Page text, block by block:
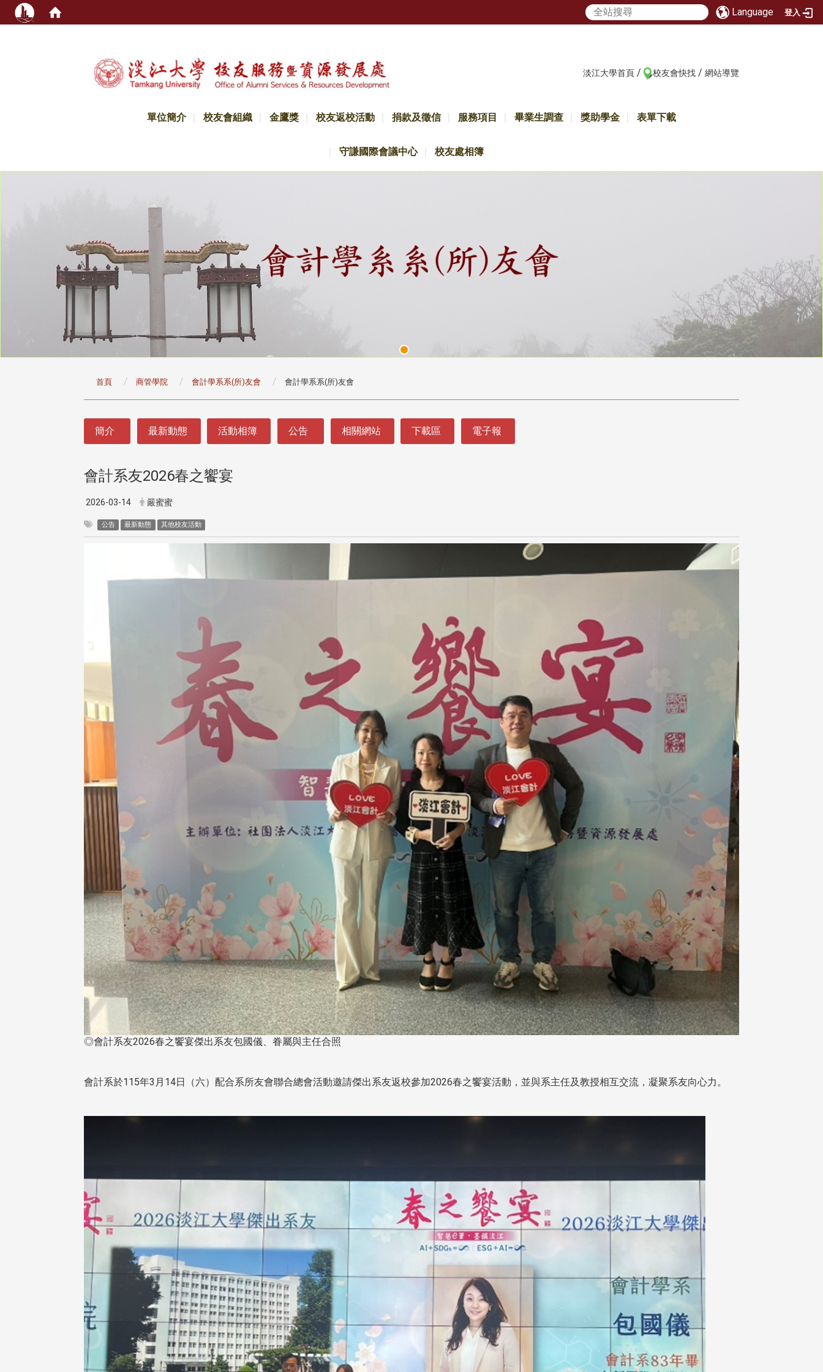
Language 登入
淡江大學首頁 / 校友會快找 / 網站導覽
單位簡介 校友會組織 金鷹獎 校友返校活動 捐款及徵信 服務項目 畢業生調查 獎助學金 表單下載
守謙國際會議中心 校友處相簿
首頁 商管學院 會計學系系(所)友會 會計學系系(所)友會
簡介 最新動態 活動相簿 公告 相關網站 下載區 電子報
會計系友2026春之饗宴
2026-03-14 嚴蜜蜜
公告 最新動態 其他校友活動
◎會計系友2026春之饗宴傑出系友包國儀、眷屬與主任合照
會計系於115年3月14日（六）配合系所友會聯合總會活動邀請傑出系友返校參加2026春之饗宴活動，並與系主任及教授相互交流，凝聚系友向心力。